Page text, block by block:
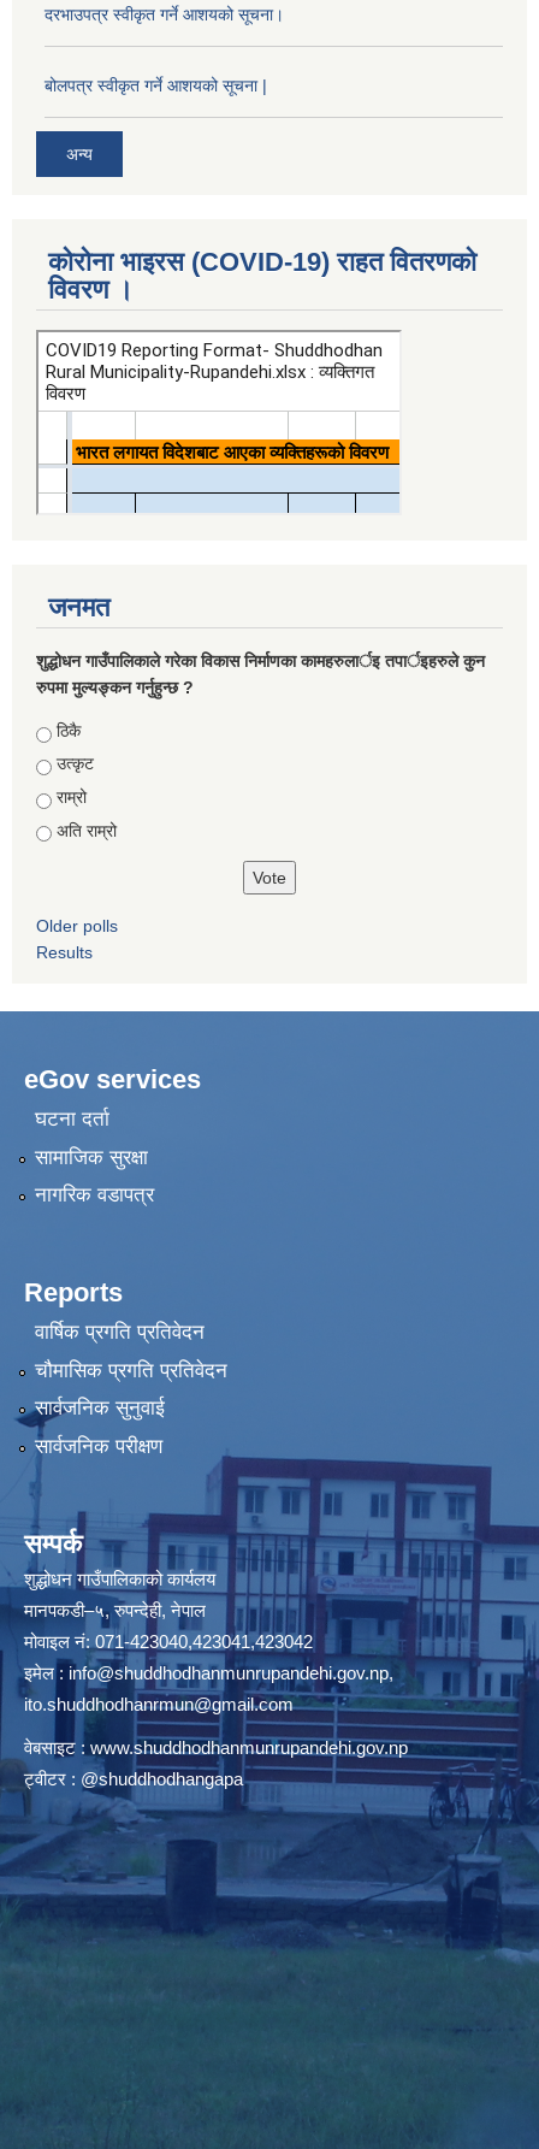
दरभाउपत्र स्वीकृत गर्ने आशयको सूचना।
बोलपत्र स्वीकृत गर्ने आशयको सूचना |
अन्य
कोरोना भाइरस (COVID-19) राहत वितरणको
विवरण ।
जनमत
शुद्धोधन गाउँपालिकाले गरेका विकास निर्माणका कामहरुलार्इ तपार्इहरुले कुन
रुपमा मुल्यङ्कन गर्नुहुन्छ ?
Choices
ठिकै
उत्कृट
राम्रो
अति राम्रो
Older polls
Results
eGov services
घटना दर्ता
सामाजिक सुरक्षा
नागरिक वडापत्र
Reports
वार्षिक प्रगति प्रतिवेदन
चौमासिक प्रगति प्रतिवेदन
सार्वजनिक सुनुवाई
सार्वजनिक परीक्षण
सम्पर्क
शुद्धोधन गाउँपालिकाको कार्यलय
मानपकडी–५, रुपन्देही, नेपाल
मोवाइल नं: 071-423040,423041,423042
इमेल : info@shuddhodhanmunrupandehi.gov.np,
ito.shuddhodhanrmun@gmail.com
वेबसाइट : www.shuddhodhanmunrupandehi.gov.np
ट्वीटर : @shuddhodhangapa